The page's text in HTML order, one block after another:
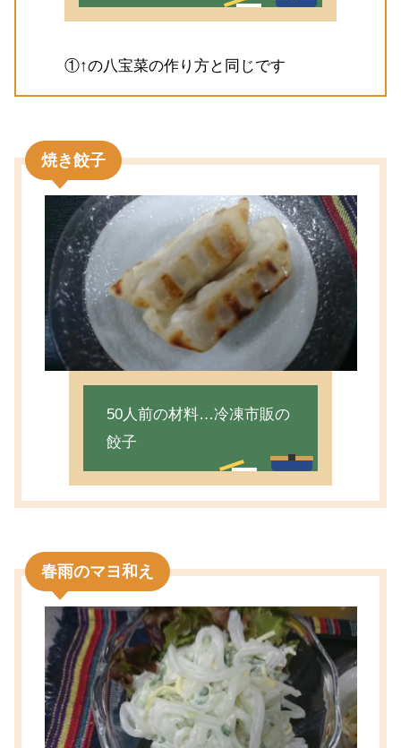
①↑の八宝菜の作り方と同じです
焼き餃子
50人前の材料…冷凍市販の
餃子
春雨のマヨ和え